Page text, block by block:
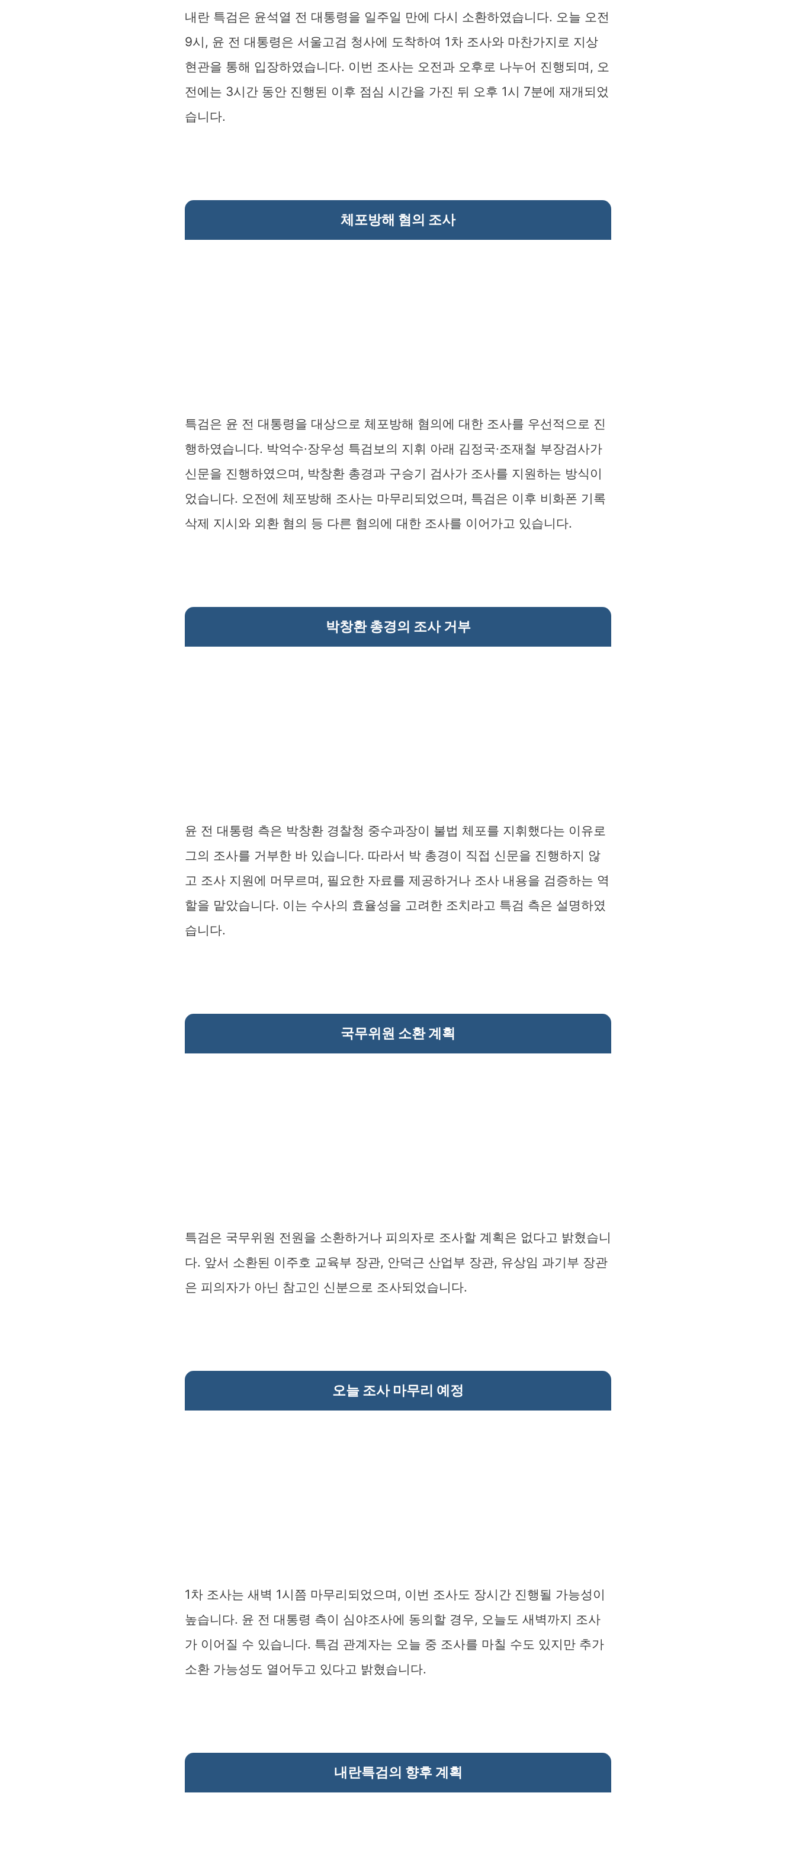
내란 특검은 윤석열 전 대통령을 일주일 만에 다시 소환하였습니다. 오늘 오전
9시, 윤 전 대통령은 서울고검 청사에 도착하여 1차 조사와 마찬가지로 지상
현관을 통해 입장하였습니다. 이번 조사는 오전과 오후로 나누어 진행되며, 오
전에는 3시간 동안 진행된 이후 점심 시간을 가진 뒤 오후 1시 7분에 재개되었
습니다.
체포방해 혐의 조사
특검은 윤 전 대통령을 대상으로 체포방해 혐의에 대한 조사를 우선적으로 진
행하였습니다. 박억수·장우성 특검보의 지휘 아래 김정국·조재철 부장검사가
신문을 진행하였으며, 박창환 총경과 구승기 검사가 조사를 지원하는 방식이
었습니다. 오전에 체포방해 조사는 마무리되었으며, 특검은 이후 비화폰 기록
삭제 지시와 외환 혐의 등 다른 혐의에 대한 조사를 이어가고 있습니다.
박창환 총경의 조사 거부
윤 전 대통령 측은 박창환 경찰청 중수과장이 불법 체포를 지휘했다는 이유로
그의 조사를 거부한 바 있습니다. 따라서 박 총경이 직접 신문을 진행하지 않
고 조사 지원에 머무르며, 필요한 자료를 제공하거나 조사 내용을 검증하는 역
할을 맡았습니다. 이는 수사의 효율성을 고려한 조치라고 특검 측은 설명하였
습니다.
국무위원 소환 계획
특검은 국무위원 전원을 소환하거나 피의자로 조사할 계획은 없다고 밝혔습니
다. 앞서 소환된 이주호 교육부 장관, 안덕근 산업부 장관, 유상임 과기부 장관
은 피의자가 아닌 참고인 신분으로 조사되었습니다.
오늘 조사 마무리 예정
1차 조사는 새벽 1시쯤 마무리되었으며, 이번 조사도 장시간 진행될 가능성이
높습니다. 윤 전 대통령 측이 심야조사에 동의할 경우, 오늘도 새벽까지 조사
가 이어질 수 있습니다. 특검 관계자는 오늘 중 조사를 마칠 수도 있지만 추가
소환 가능성도 열어두고 있다고 밝혔습니다.
내란특검의 향후 계획